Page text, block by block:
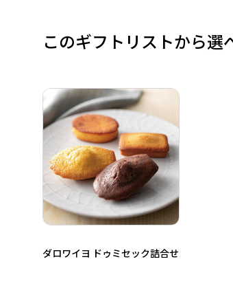
このギフトリストから選
ダロワイヨ ドゥミセック詰合せ